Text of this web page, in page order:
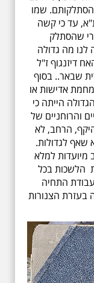
שמו
עד כי קשה
שהסתלק
מה גדולה
דיזנגוף ז"ל
שבאר.. בסוף
אדישות או
הייתה כי
והרוחניים של
הרחב, לא
שאף לגדולות.
למלא
הלשכות בכל
התחיה
בעזרת הצנורות